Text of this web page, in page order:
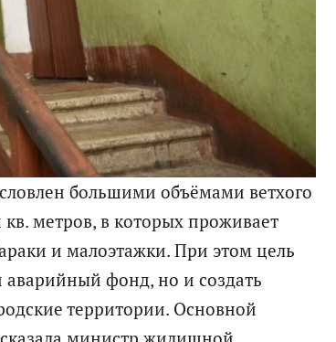
большими объёмами ветхого
метров, в которых проживает
и малоэтажки. При этом цель
аварийный фонд, но и создать
территории. Основной